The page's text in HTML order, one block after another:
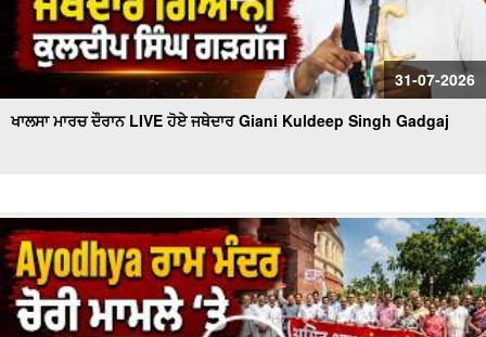
31-07-2026
ਖਾਲਸਾ ਮਾਰਚ ਦੌਰਾਨ LIVE ਹੋਏ ਜਥੇਦਾਰ Giani Kuldeep Singh Gadgaj